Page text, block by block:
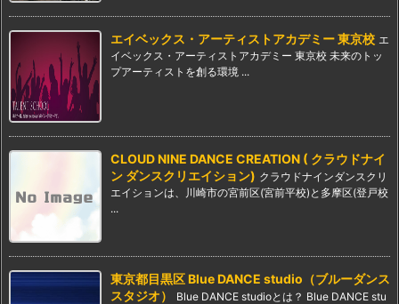
エイベックス・アーティストアカデミー 東京校 エ
イベックス・アーティストアカデミー 東京校 未来のトッ
プアーティストを創る環境 ...
CLOUD NINE DANCE CREATION ( クラウドナイ
ン ダンスクリエイション) クラウドナインダンスクリ
エイションは、川崎市の宮前区(宮前平校)と多摩区(登戸校
...
東京都目黒区 Blue DANCE studio（ブルーダンス
スタジオ）
Blue DANCE studioとは？ Blue DANCE stu